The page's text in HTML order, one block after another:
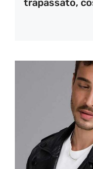
trapassato,